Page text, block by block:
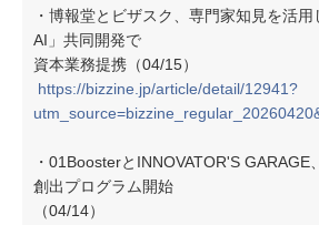
・博報堂とビザスク、専門家知見を活
AI」共同開発で
資本業務提携（04/15）
https://bizzine.jp/article/detail/12941?
・01BoosterとINNOVATOR'S GARAGE
創出プログラム開始
（04/14）